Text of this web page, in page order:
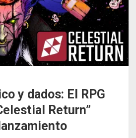
y dados: El RPG
Return”